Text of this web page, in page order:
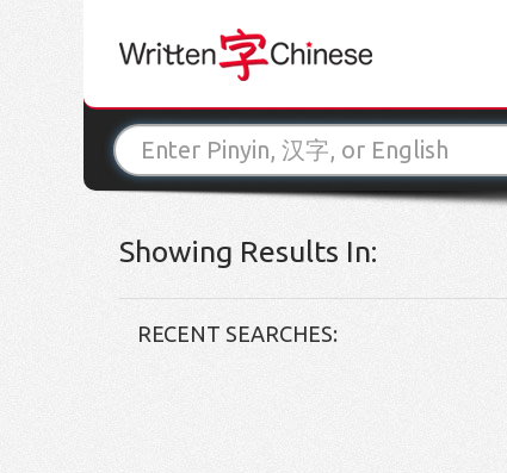
Showing Results In:
RECENT SEARCHES: